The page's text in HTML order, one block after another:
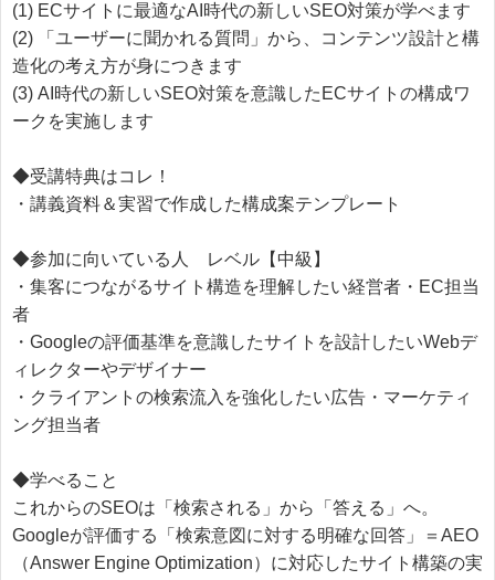
(1) ECサイトに最適なAI時代の新しいSEO対策が学べます
(2) 「ユーザーに聞かれる質問」から、コンテンツ設計と構
造化の考え方が身につきます
(3) AI時代の新しいSEO対策を意識したECサイトの構成ワ
ークを実施します
◆受講特典はコレ！
・講義資料＆実習で作成した構成案テンプレート
◆参加に向いている人 レベル【中級】
・集客につながるサイト構造を理解したい経営者・EC担当
者
・Googleの評価基準を意識したサイトを設計したいWebデ
ィレクターやデザイナー
・クライアントの検索流入を強化したい広告・マーケティ
ング担当者
◆学べること
これからのSEOは「検索される」から「答える」へ。
Googleが評価する「検索意図に対する明確な回答」＝AEO
（Answer Engine Optimization）に対応したサイト構築の実